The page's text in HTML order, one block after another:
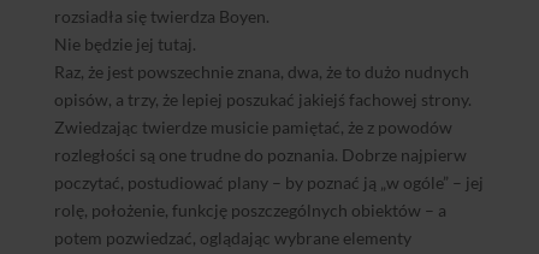
rozsiadła się twierdza Boyen.
Nie będzie jej tutaj.
Raz, że jest powszechnie znana, dwa, że to dużo nudnych
opisów, a trzy, że lepiej poszukać jakiejś fachowej strony.
Zwiedzając twierdze musicie pamiętać, że z powodów
rozległości są one trudne do poznania. Dobrze najpierw
poczytać, postudiować plany – by poznać ją „w ogóle” – jej
rolę, położenie, funkcję poszczególnych obiektów – a
potem pozwiedzać, oglądając wybrane elementy